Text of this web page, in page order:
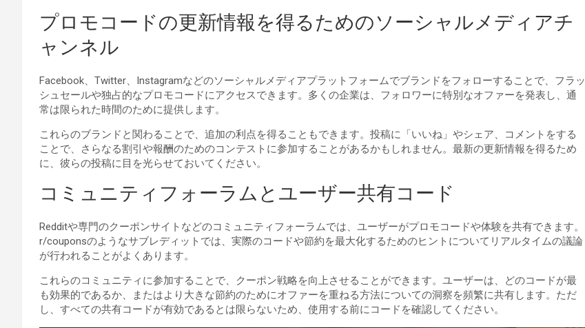
プロモコードの更新情報を得るためのソーシャルメディアチ
ャンネル
Facebook、Twitter、Instagramなどのソーシャルメディアプラットフォームでブランドをフォローすることで、フラッ
シュセールや独占的なプロモコードにアクセスできます。多くの企業は、フォロワーに特別なオファーを発表し、通
常は限られた時間のために提供します。
これらのブランドと関わることで、追加の利点を得ることもできます。投稿に「いいね」やシェア、コメントをする
ことで、さらなる割引や報酬のためのコンテストに参加することがあるかもしれません。最新の更新情報を得るため
に、彼らの投稿に目を光らせておいてください。
コミュニティフォーラムとユーザー共有コード
Redditや専門のクーポンサイトなどのコミュニティフォーラムでは、ユーザーがプロモコードや体験を共有できます。
r/couponsのようなサブレディットでは、実際のコードや節約を最大化するためのヒントについてリアルタイムの議論
が行われることがよくあります。
これらのコミュニティに参加することで、クーポン戦略を向上させることができます。ユーザーは、どのコードが最
も効果的であるか、またはより大きな節約のためにオファーを重ねる方法についての洞察を頻繁に共有します。ただ
し、すべての共有コードが有効であるとは限らないため、使用する前にコードを確認してください。